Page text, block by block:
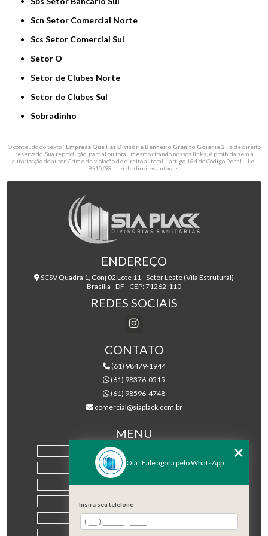
Scn Setor Comercial Norte
Scs Setor Comercial Sul
Setor O
Setor de Clubes Norte
Setor de Clubes Sul
Sobradinho
O conteúdo do texto "Empresa Que Faz Divisória Banheiro Granito Goiania 2" é de direito
reservado. Sua reprodução, parcial ou total, mesmo citando nossos links, é proibida sem a
autorização do autor. Crime de violação de direito autoral – artigo 184 do Código Penal – Lei
9610/98 - Lei de direitos autorais.
ENDEREÇO
SCSV Quadra 1, Conj 02 Lote 11 - Setor Leste (Vila Estrutural)
Brasília - DF - CEP: 71262-110
REDES SOCIAIS
CONTATO
(61) 98479-1944
(61) 98376-0515
(61) 98596-4748
comercial@siaplack.com.br
MENU
EMPRESA
PRODUTOS
Olá! Fale agora pelo WhatsApp
Insira seu telefone